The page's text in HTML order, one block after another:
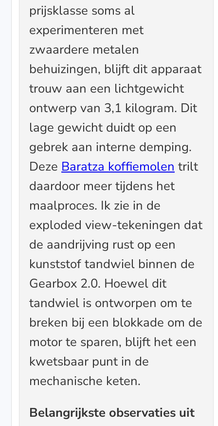
prijsklasse soms al
experimenteren met
zwaardere metalen
behuizingen, blijft dit apparaat
trouw aan een lichtgewicht
ontwerp van 3,1 kilogram. Dit
lage gewicht duidt op een
gebrek aan interne demping.
Deze Baratza koffiemolen trilt
daardoor meer tijdens het
maalproces. Ik zie in de
exploded view-tekeningen dat
de aandrijving rust op een
kunststof tandwiel binnen de
Gearbox 2.0. Hoewel dit
tandwiel is ontworpen om te
breken bij een blokkade om de
motor te sparen, blijft het een
kwetsbaar punt in de
mechanische keten.
Belangrijkste observaties uit